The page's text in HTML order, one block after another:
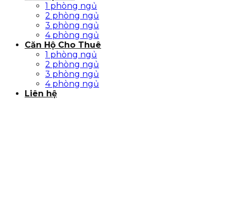
1 phòng ngủ
2 phòng ngủ
3 phòng ngủ
4 phòng ngủ
Căn Hộ Cho Thuê
1 phòng ngủ
2 phòng ngủ
3 phòng ngủ
4 phòng ngủ
Liên hệ